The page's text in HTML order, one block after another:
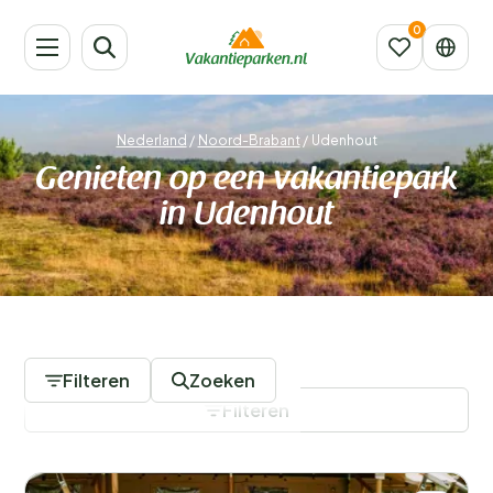
Nederland / Noord-Brabant / Udenhout
Genieten op een vakantiepark
in Udenhout
Filteren Zoeken
Filteren